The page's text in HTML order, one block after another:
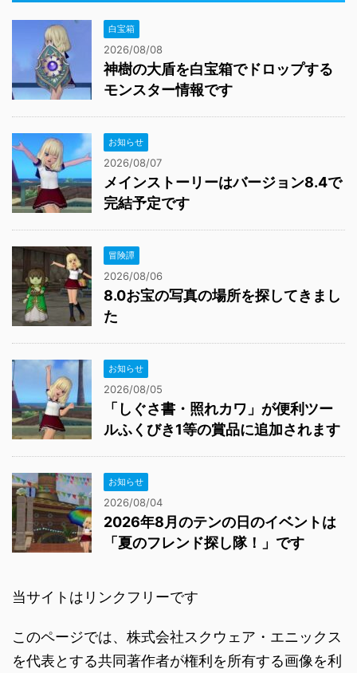
白宝箱
2026/08/08
神樹の大盾を白宝箱でドロップする
モンスター情報です
お知らせ
2026/08/07
メインストーリーはバージョン8.4で
完結予定です
冒険譚
2026/08/06
8.0お宝の写真の場所を探してきまし
た
お知らせ
2026/08/05
「しぐさ書・照れカワ」が便利ツー
ルふくびき1等の賞品に追加されます
お知らせ
2026/08/04
2026年8月のテンの日のイベントは
「夏のフレンド探し隊！」です
当サイトはリンクフリーです
このページでは、株式会社スクウェア・エニックス
を代表とする共同著作者が権利を所有する画像を利